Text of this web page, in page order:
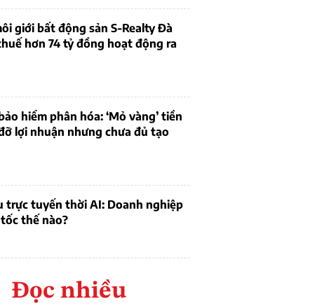
giới bất động sản S-Realty Đà
hơn 74 tỷ đồng hoạt động ra
hiểm phân hóa: ‘Mỏ vàng’ tiền
lợi nhuận nhưng chưa đủ tạo
trực tuyến thời AI: Doanh nghiệp
thế nào?
Đọc nhiều